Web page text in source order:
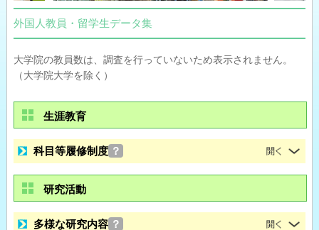
外国人教員・留学生データ集
大学院の教員数は、調査を行っていないため表示されません。
（大学院大学を除く）
生涯教育
科目等履修制度 ？
研究活動
多様な研究内容 ？